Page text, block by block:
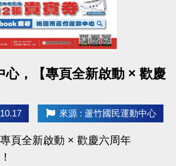
心，【專頁全新啟動 × 歡慶
來源 : 蘆竹國民運動中心
頁全新啟動 × 歡慶六周年